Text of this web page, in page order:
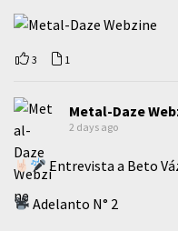
3 1
Metal-Daze
2 days ago
Entrevista a Beto
Adelanto N° 2